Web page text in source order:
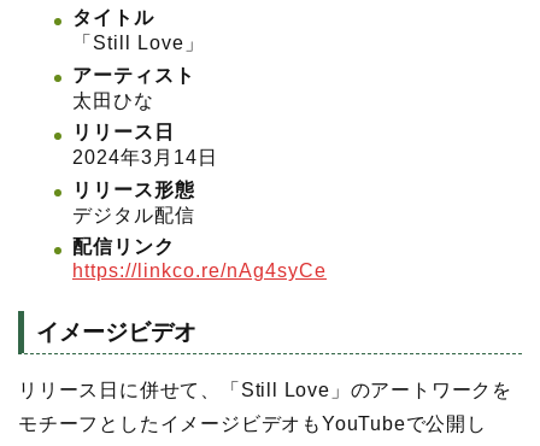
タイトル
「Still Love」
アーティスト
太田ひな
リリース日
2024年3月14日
リリース形態
デジタル配信
配信リンク
https://linkco.re/nAg4syCe
イメージビデオ
リリース日に併せて、「Still Love」のアートワークを
モチーフとしたイメージビデオもYouTubeで公開し